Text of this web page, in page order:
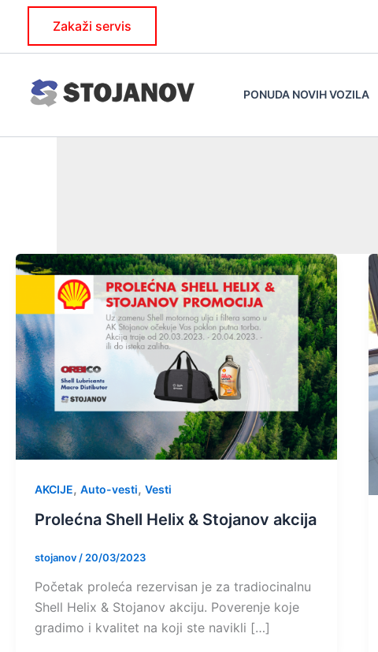
content
Zakaži servis
PONUDA NOVIH VOZILA
AKCIJE, Auto-vesti, Vesti
Prolećna Shell Helix & Stojanov akcija
stojanov / 20/03/2023
Početak proleća rezervisan je za tradiocinalnu
Shell Helix & Stojanov akciju. Poverenje koje
gradimo i kvalitet na koji ste navikli […]